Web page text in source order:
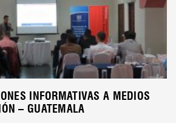
INFORMATIVAS A MEDIOS
– GUATEMALA